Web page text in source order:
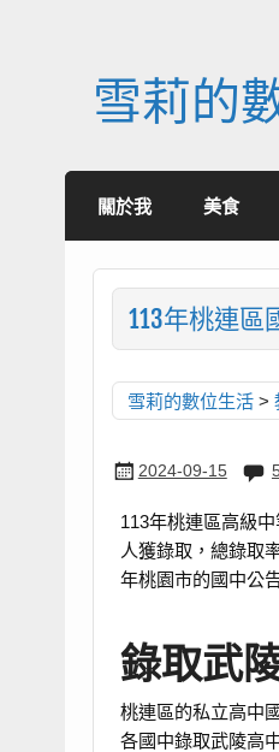
雪莉的
關於我 美食
113年桃連區
雪莉的數位生活>
2024-09-15
113年桃連區高級
人獲錄取，總錄取
年桃園市的國中公
錄取武
桃連區的私立高中
各國中錄取武陵高